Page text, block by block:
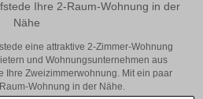
Ihre 2-Raum-Wohnung in der
Nähe
eine attraktive 2-Zimmer-Wohnung
und Wohnungsunternehmen aus
Ihre Zweizimmerwohnung. Mit ein paar
Wohnung in der Nähe.